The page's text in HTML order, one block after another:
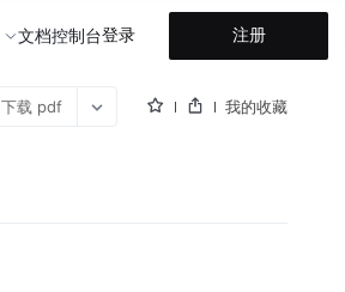
文档控制台登录 注册
下载 pdf 我的收藏